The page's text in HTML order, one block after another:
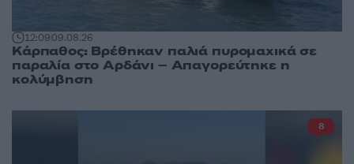
12:0909.08.26
Κάρπαθος: Βρέθηκαν παλιά πυρομαχικά σε
παραλία στο Αρδάνι – Απαγορεύτηκε η
κολύμβηση
8